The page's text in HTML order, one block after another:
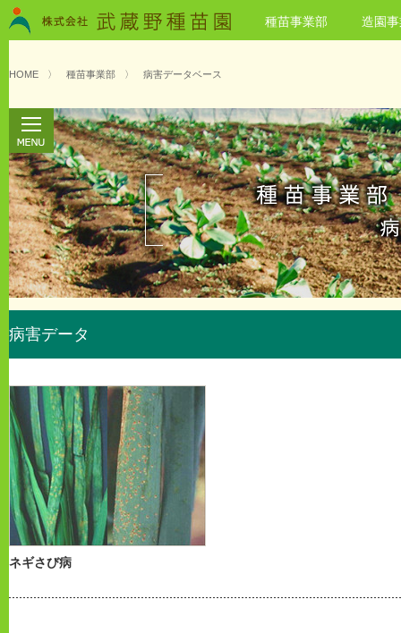
種苗事業部 造園
HOME 〉 種苗事業部 〉 病害データベース
病害データ
ネギさび病